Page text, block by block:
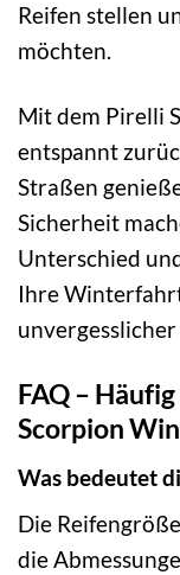
Reifen stellen
möchten.
Mit dem Pirelli
entspannt
Straßen
Sicherheit
Unterschied
Ihre
FAQ –
Scorpion
Was bedeutet
Die
die